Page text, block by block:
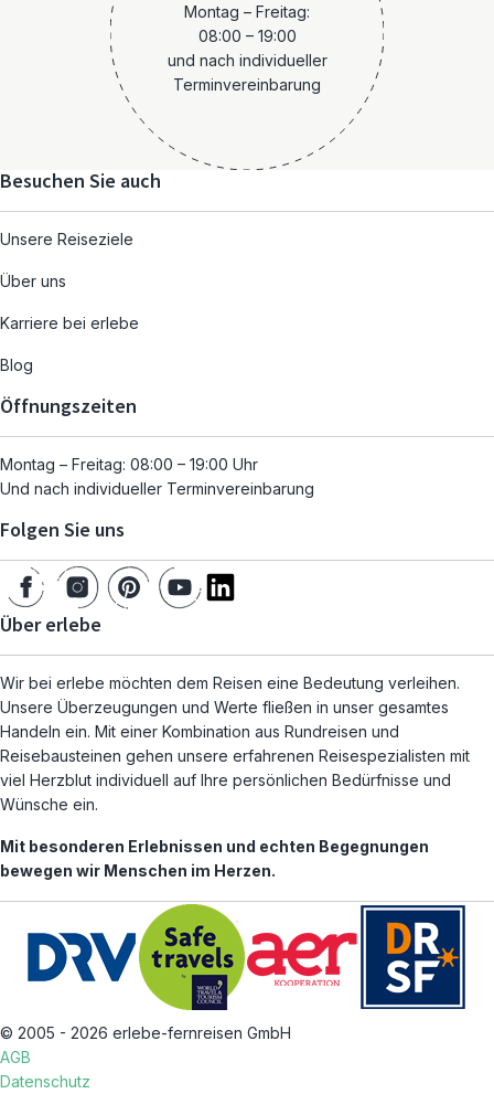
Montag – Freitag:
08:00 – 19:00
und nach individueller
Terminvereinbarung
Besuchen Sie auch
Unsere Reiseziele
Über uns
Karriere bei erlebe
Blog
Öffnungszeiten
Montag – Freitag: 08:00 – 19:00 Uhr
Und nach individueller Terminvereinbarung
Folgen Sie uns
Über erlebe
Wir bei erlebe möchten dem Reisen eine Bedeutung verleihen.
Unsere Überzeugungen und Werte fließen in unser gesamtes
Handeln ein. Mit einer Kombination aus Rundreisen und
Reisebausteinen gehen unsere erfahrenen Reisespezialisten mit
viel Herzblut individuell auf Ihre persönlichen Bedürfnisse und
Wünsche ein.
Mit besonderen Erlebnissen und echten Begegnungen
bewegen wir Menschen im Herzen.
© 2005 - 2026 erlebe-fernreisen GmbH
AGB
Datenschutz